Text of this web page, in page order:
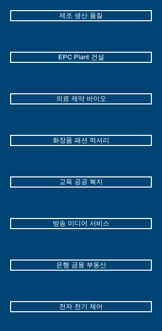
제조 생산 품질
EPC Plant 건설
의료 제약 바이오
화장품 패션 럭셔리
교육 공공 복지
방송 미디어 서비스
은행 금융 부동산
전자 전기 제어